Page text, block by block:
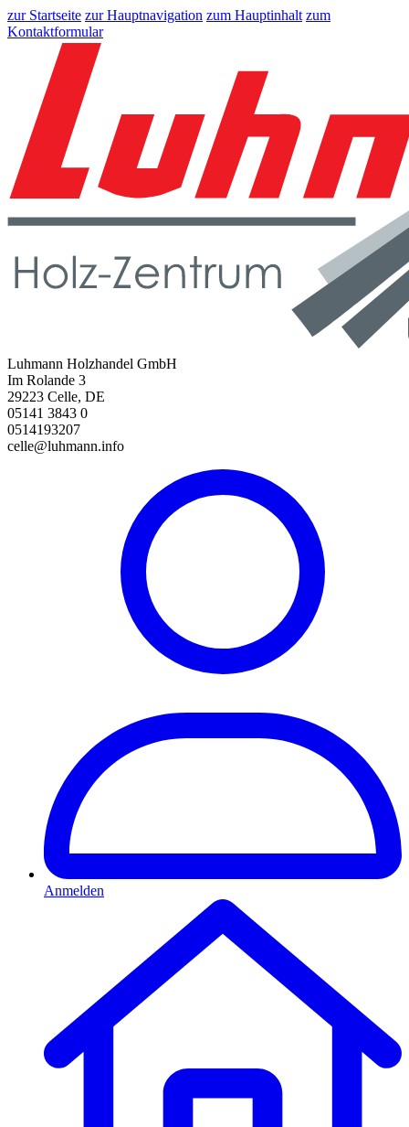
zur Startseite zur Hauptnavigation zum Hauptinhalt zum
Kontaktformular
Luhmann Holzhandel GmbH
Im Rolande 3
29223 Celle, DE
05141 3843 0
0514193207
celle@luhmann.info
Anmelden